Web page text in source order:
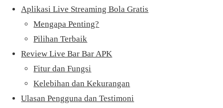
Aplikasi Live Streaming Bola Gratis
Mengapa Penting?
Pilihan Terbaik
Review Live Bar Bar APK
Fitur dan Fungsi
Kelebihan dan Kekurangan
Ulasan Pengguna dan Testimoni